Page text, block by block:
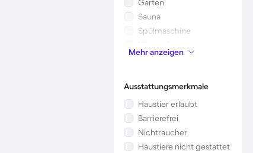
Garten
Sauna
Spülmaschine
Klimaanlage
Kinderbett
Mehr anzeigen
Ausstattungsmerkmale
Haustier erlaubt
Barrierefrei
Nichtraucher
Haustiere nicht gestattet